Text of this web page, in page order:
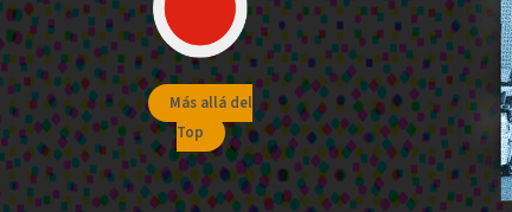
Más allá del
Top